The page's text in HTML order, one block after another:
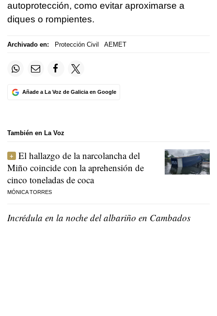
autoprotección, como evitar aproximarse a
diques o rompientes.
Archivado en: Protección Civil AEMET
Añade a La Voz de Galicia en Google
También en La Voz
El hallazgo de la narcolancha del
Miño coincide con la aprehensión de
cinco toneladas de coca
MÓNICA TORRES
Incrédula en la noche del albariño en Cambados